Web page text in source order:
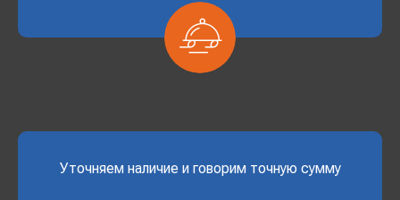
Уточняем наличие и говорим точную сумму